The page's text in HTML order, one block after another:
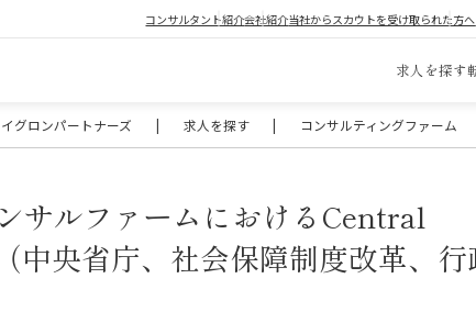
コンサルタント紹介会社紹介当社からスカウトを受け取られた方へ
求人を探す
グロンパートナーズ | 求人を探す | コンサルティングファーム
サルファームにおけるCentral
中央省庁、社会保障制度改革、